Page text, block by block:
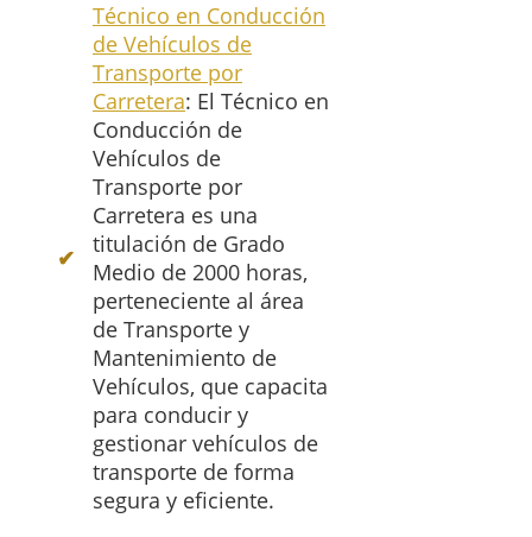
Técnico en Conducción
de Vehículos de
Transporte por
Carretera: El Técnico en
Conducción de
Vehículos de
Transporte por
Carretera es una
titulación de Grado
Medio de 2000 horas,
perteneciente al área
de Transporte y
Mantenimiento de
Vehículos, que capacita
para conducir y
gestionar vehículos de
transporte de forma
segura y eficiente.